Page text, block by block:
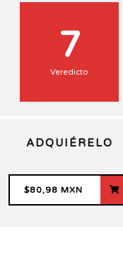
7
Veredicto
ADQUIÉRELO
$80,98 MXN